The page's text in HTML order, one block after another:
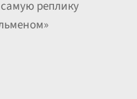
реплику